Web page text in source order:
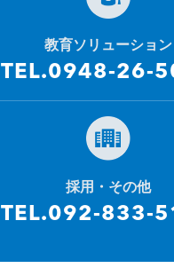
教育ソリューション
TEL.0948-26-
採用・その他
TEL.092-833-